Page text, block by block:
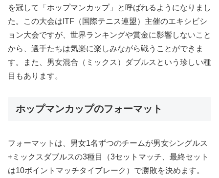
を冠して「ホップマンカップ」と呼ばれるようになりまし
た。この大会はITF（国際テニス連盟）主催のエキシビシ
ョン大会ですが、世界ランキングや賞金に影響しないこと
から、選手たちは気楽に楽しみながら戦うことができま
す。また、男女混合（ミックス）ダブルスという珍しい種
目もあります。
ホップマンカップのフォーマット
フォーマットは、男女1名ずつのチームが男女シングルス
+ミックスダブルスの3種目（3セットマッチ、最終セット
は10ポイントマッチタイブレーク）で勝敗を決めます。